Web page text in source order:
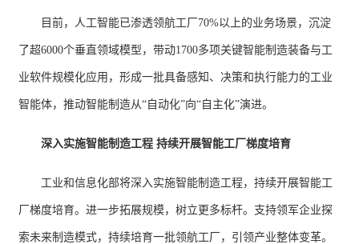
目前，人工智能已渗透领航工厂70%以上的业务场景，沉淀
了超6000个垂直领域模型，带动1700多项关键智能制造装备与工
业软件规模化应用，形成一批具备感知、决策和执行能力的工业
智能体，推动智能制造从“自动化”向“自主化”演进。
深入实施智能制造工程 持续开展智能工厂梯度培育
工业和信息化部将深入实施智能制造工程，持续开展智能工
厂梯度培育。进一步拓展规模，树立更多标杆。支持领军企业探
索未来制造模式，持续培育一批领航工厂，引领产业整体变革。